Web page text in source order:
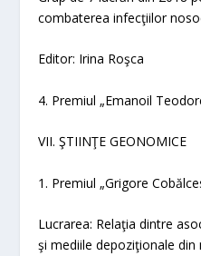
combaterea infecţiilor
Editor: Irina Roşca
4. Premiul „Emanoil
VII. ŞTIINŢE GEONOMICE
1. Premiul „Grigore
Lucrarea: Relaţia dintre
şi mediile depoziţionale din